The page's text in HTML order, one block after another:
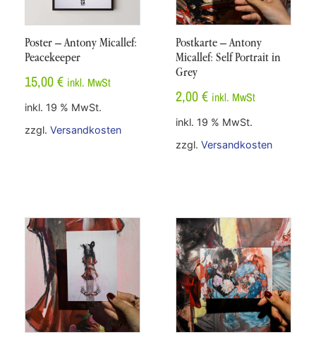
Poster – Antony Micallef:
Peacekeeper
15,00€ inkl. MwSt
inkl. 19 % MwSt.
zzgl. Versandkosten
Postkarte – Antony
Micallef: Self Portrait in
Grey
2,00€ inkl. MwSt
inkl. 19 % MwSt.
zzgl. Versandkosten